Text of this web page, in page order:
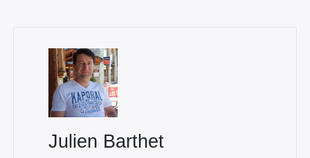
Julien Barthet